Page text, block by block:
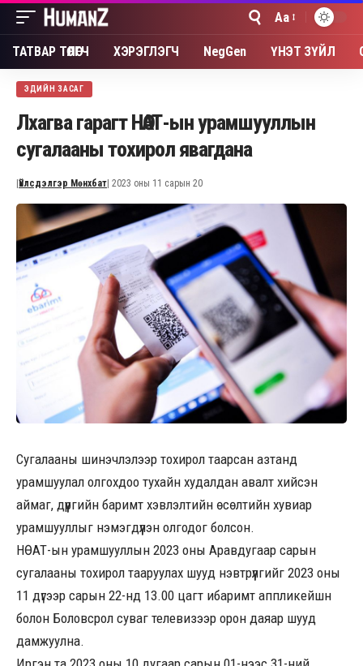
Font
Resizer
Aa
ТАТВАР ТӨЛӨГЧ ХЭРЭГЛЭГЧ NegGen ҮНЭТ ЗҮЙЛ
ЭДИЙН ЗАСАГ
Лхагва гарагт НӨАТ-ын урамшууллын
сугалааны тохирол явагдана
Үйлсдэлгэр Мөнхбат | 2023 оны 11 сарын 20
Сугалааны шинэчлэлээр тохирол таарсан азтанд
урамшуулал олгохдоо тухайн худалдан авалт хийсэн
аймаг, дүүргийн баримт хэвлэлтийн өсөлтийн хувиар
урамшууллыг нэмэгдүүлэн олгодог болсон.
НӨАТ-ын урамшууллын 2023 оны Аравдугаар сарын
сугалааны тохирол тааруулах шууд нэвтрүүлгийг 2023 оны
11 дүгээр сарын 22-нд 13.00 цагт ибаримт аппликейшн
болон Боловсрол суваг телевизээр орон даяар шууд
дамжуулна.